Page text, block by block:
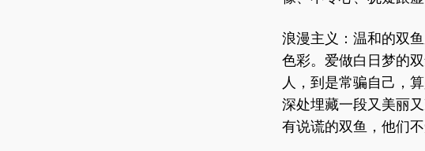
浪漫主义：温和的双
色彩。爱做白日梦的
人，到是常骗自己，
深处埋藏一段又美丽
有说谎的双鱼，他们不